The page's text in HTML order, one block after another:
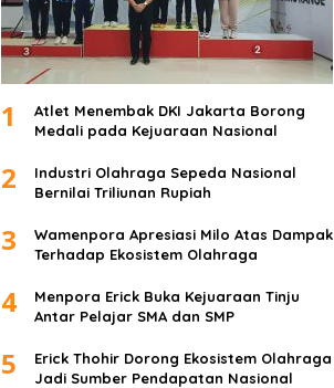
1
Atlet Menembak DKI Jakarta Borong
Medali pada Kejuaraan Nasional
2
Industri Olahraga Sepeda Nasional
Bernilai Triliunan Rupiah
3
Wamenpora Apresiasi Milo Atas Dampak
Terhadap Ekosistem Olahraga
4
Menpora Erick Buka Kejuaraan Tinju
Antar Pelajar SMA dan SMP
5
Erick Thohir Dorong Ekosistem Olahraga
Jadi Sumber Pendapatan Nasional